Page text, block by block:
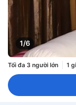
1/6
Tối đa 3 người lớn 1